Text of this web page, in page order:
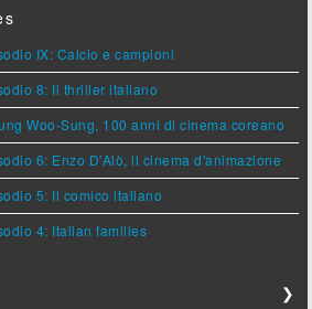
IX: Calcio e campioni
8: Il thriller italiano
Woo-Sung, 100 anni di cinema coreano
6: Enzo D'Alò, il cinema d'animazione
5: Il comico italiano
4: Italian families
❯